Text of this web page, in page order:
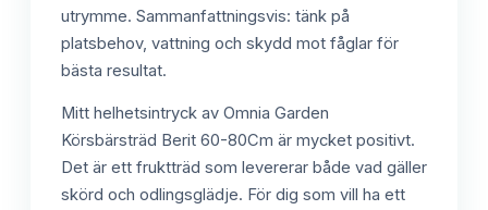
utrymme. Sammanfattningsvis: tänk på
platsbehov, vattning och skydd mot fåglar för
bästa resultat.
Mitt helhetsintryck av Omnia Garden
Körsbärsträd Berit 60-80Cm är mycket positivt.
Det är ett fruktträd som levererar både vad gäller
skörd och odlingsglädje. För dig som vill ha ett